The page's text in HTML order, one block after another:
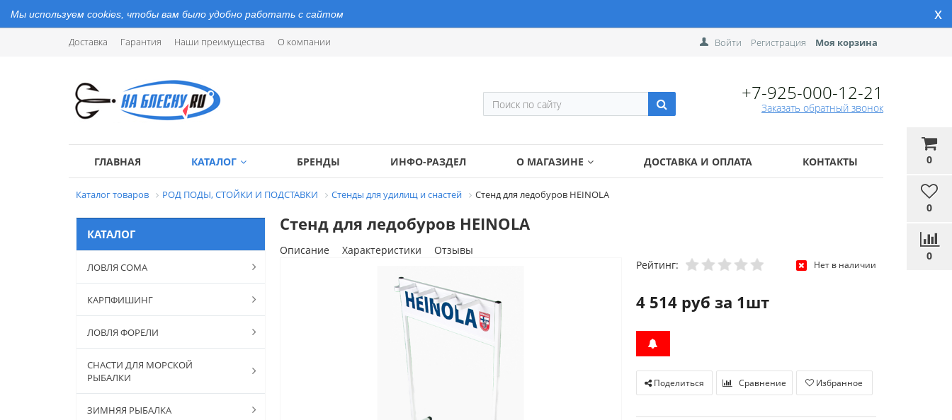
Мы используем cookies, чтобы вам было удобно работать с сайтом x
Доставка Гарантия Наши преимущества О компании
0
0
0
Войти Регистрация Моя корзина
+7-925-000-12-21
Заказать обратный звонок
ГЛАВНАЯ КАТАЛОГ БРЕНДЫ ИНФО-РАЗДЕЛ О МАГАЗИНЕ ДОСТАВКА И ОПЛАТА КОНТАКТЫ
Каталог товаров РОД ПОДЫ, СТОЙКИ И ПОДСТАВКИ Стенды для удилищ и снастей Стенд для ледобуров HEINOLA
КАТАЛОГ
ЛОВЛЯ СОМА
КАРПФИШИНГ
ЛОВЛЯ ФОРЕЛИ
СНАСТИ ДЛЯ МОРСКОЙ
РЫБАЛКИ
ЗИМНЯЯ РЫБАЛКА
Стенд для ледобуров HEINOLA
Описание Характеристики
Отзывы
Рейтинг:
Нет в наличии
4 514 руб за 1шт
Поделиться Сравнение Избранное